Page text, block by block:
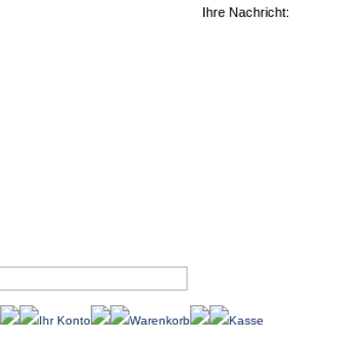
Ihre Nachricht:
Ihr Konto Warenkorb Kasse